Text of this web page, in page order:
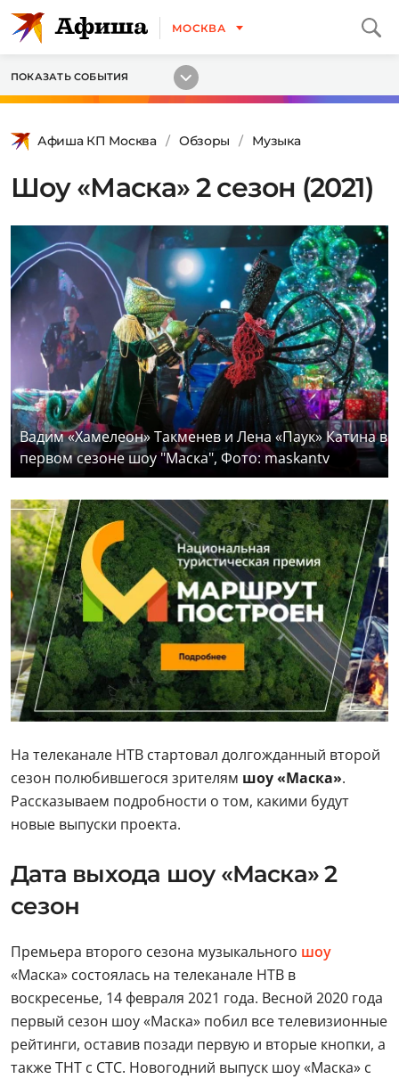
МОСКВА
ПОКАЗАТЬ СОБЫТИЯ
Афиша КП Москва Обзоры Музыка
Шоу «Маска» 2 сезон (2021)
Вадим «Хамелеон» Такменев и Лена «Паук» Катина в
первом сезоне шоу "Маска", Фото: maskantv
На телеканале НТВ стартовал долгожданный второй
сезон полюбившегося зрителям шоу «Маска».
Рассказываем подробности о том, какими будут
новые выпуски проекта.
Дата выхода шоу «Маска» 2
сезон
Премьера второго сезона музыкального шоу
«Маска» состоялась на телеканале НТВ в
воскресенье, 14 февраля 2021 года. Весной 2020 года
первый сезон шоу «Маска» побил все телевизионные
рейтинги, оставив позади первую и вторые кнопки, а
также ТНТ с СТС. Новогодний выпуск шоу «Маска» с